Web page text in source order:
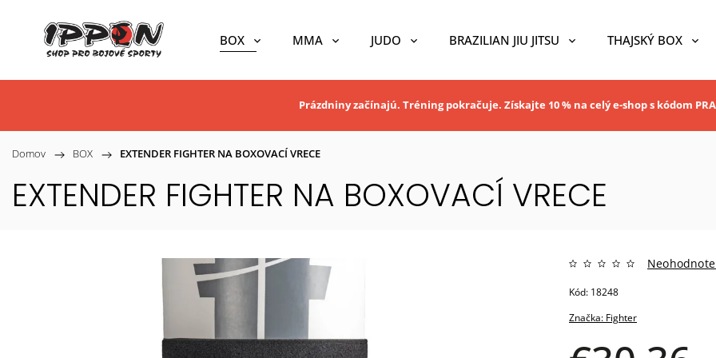
BOX MMA JUDO BRAZILIAN JIU JITSU THAJSKÝ BOX
Prázdniny začínajú. Tréning pokračuje. Získajte 10 % na celý e-shop s kódom
Domov / BOX / EXTENDER FIGHTER NA BOXOVACÍ VRECE
EXTENDER FIGHTER NA BOXOVACÍ VRECE
Značka: Fighter
Kód: 18248